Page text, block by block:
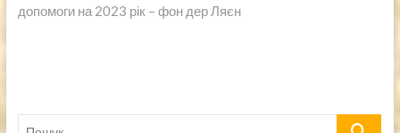
допомоги на 2023 рік – фон дер Ляєн
Пошук